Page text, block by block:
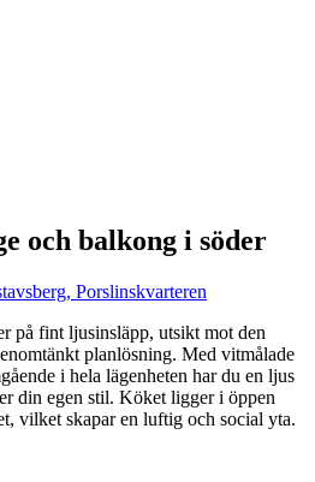
och balkong i söder
Porslinskvarteren
på fint ljusinsläpp, utsikt mot den
planlösning. Med vitmålade
i hela lägenheten har du en ljus
din egen stil. Köket ligger i öppen
vilket skapar en luftig och social yta.